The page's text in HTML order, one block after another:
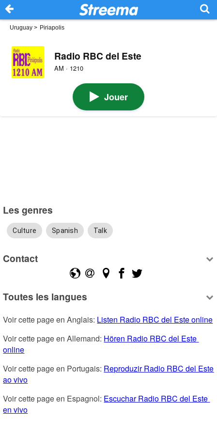
Uruguay > Piriapolis
Radio RBC del Este
AM · 1210
Jouer
Les genres
Culture Spanish Talk
Contact
Toutes les langues
Voir cette page en Anglais: Listen Radio RBC del Este online
Voir cette page en Allemand: Hören Radio RBC del Este
online
Voir cette page en Portugais: Reproduzir Radio RBC del Este
ao vivo
Voir cette page en Espagnol: Escuchar Radio RBC del Este
en vivo